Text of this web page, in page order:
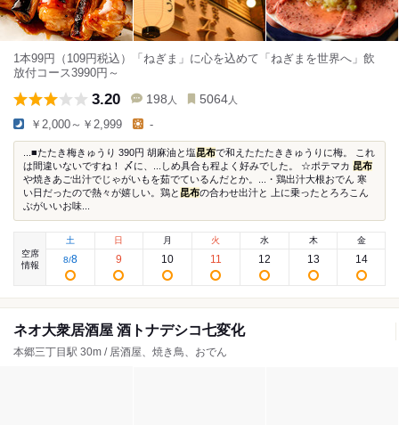
1本99円（109円税込）「ねぎま」に心を込めて「ねぎまを世界へ」飲
放付コース3990円～
3.20 198 人 5064 人
￥2,000～￥2,999 -
...■たたき梅きゅうり 390円 胡麻油と塩昆布で和えたたたききゅうりに梅。 これ
は間違いないですね！ 〆に、...しめ具合も程よく好みでした。 ☆ポテマカ 昆布
や焼きあご出汁でじゃがいもを茹でているんだとか。...・鶏出汁大根おでん 寒
い日だったので熱々が嬉しい。鶏と 昆布の合わせ出汁と 上に乗ったとろろこん
ぶがいいお味...
空席
情報
土
8/8
日
9
月
10
火
11
水
12
木
13
金
14
ネオ大衆居酒屋 酒トナデシコ七変化
本郷三丁目駅 30m / 居酒屋、焼き鳥、おでん